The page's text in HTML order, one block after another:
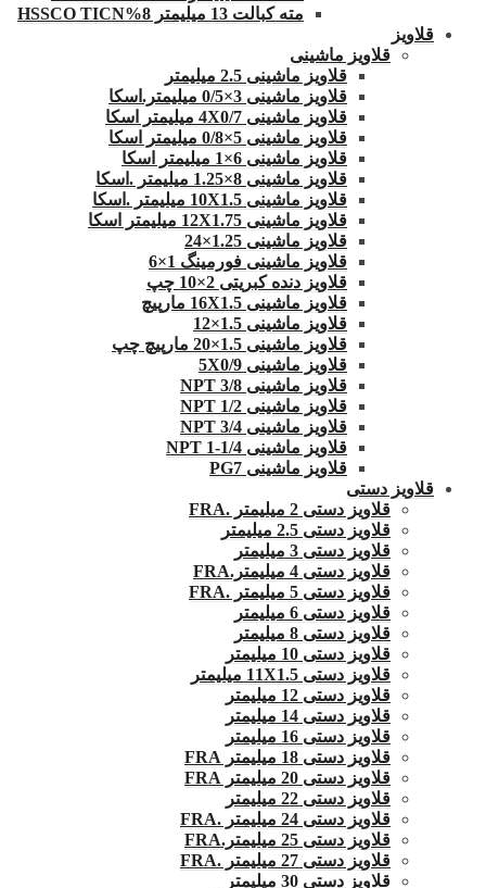
مته کبالت 13 میلیمتر 8%HSSCO TICN
قلاویز
قلاویز ماشینی
قلاویز ماشینی 2.5 میلیمتر
قلاویز ماشینی 3×0/5 میلیمتر.اسکا
قلاویز ماشینی 4X0/7 میلیمتر اسکا
قلاویز ماشینی 5×0/8 میلیمتر اسکا
قلاویز ماشینی 6×1 میلیمتر اسکا
قلاویز ماشینی 8×1.25 میلیمتر .اسکا
قلاویز ماشینی 10X1.5 میلیمتر .اسکا
قلاویز ماشینی 12X1.75 میلیمتر اسکا
قلاویز ماشینی 1.25×24
قلاویز ماشینی فورمینگ 1×6
قلاویز دنده کبریتی 2×10 چپ
قلاویز ماشینی 16X1.5 مارپیچ
قلاویز ماشینی 1.5×12
قلاویز ماشینی 1.5×20 مارپیچ چپ
قلاویز ماشینی 5X0/9
قلاویز ماشینی 3/8 NPT
قلاویز ماشینی 1/2 NPT
قلاویز ماشینی 3/4 NPT
قلاویز ماشینی 1/4-1 NPT
قلاویز ماشینی PG7
قلاویز دستی
قلاویز دستی 2 میلیمتر .FRA
قلاویز دستی 2.5 میلیمتر
قلاویز دستی 3 میلیمتر
قلاویز دستی 4 میلیمتر.FRA
قلاویز دستی 5 میلیمتر .FRA
قلاویز دستی 6 میلیمتر
قلاویز دستی 8 میلیمتر
قلاویز دستی 10 میلیمتر
قلاویز دستی 11X1.5 میلیمتر
قلاویز دستی 12 میلیمتر
قلاویز دستی 14 میلیمتر
قلاویز دستی 16 میلیمتر
قلاویز دستی 18 میلیمتر FRA
قلاویز دستی 20 میلیمتر FRA
قلاویز دستی 22 میلیمتر
قلاویز دستی 24 میلیمتر .FRA
قلاویز دستی 25 میلیمتر.FRA
قلاویز دستی 27 میلیمتر .FRA
قلاویز دستی 30 میلیمتر